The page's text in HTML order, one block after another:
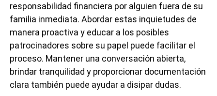
responsabilidad financiera por alguien fuera de su
familia inmediata. Abordar estas inquietudes de
manera proactiva y educar a los posibles
patrocinadores sobre su papel puede facilitar el
proceso. Mantener una conversación abierta,
brindar tranquilidad y proporcionar documentación
clara también puede ayudar a disipar dudas.